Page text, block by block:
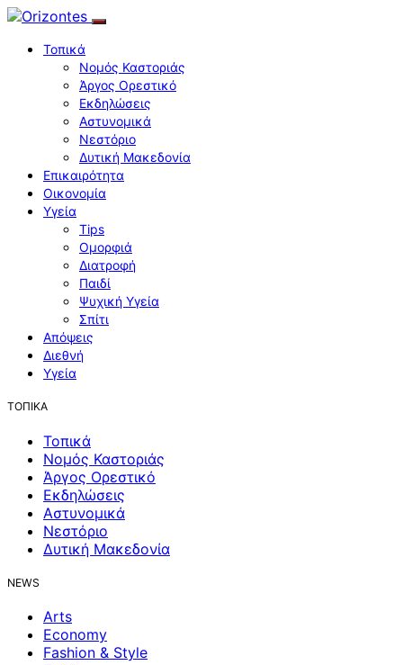
Τοπικά
Νομός Καστοριάς
Άργος Ορεστικό
Εκδηλώσεις
Αστυνομικά
Νεστόριο
Δυτική Μακεδονία
Επικαιρότητα
Οικονομία
Υγεία
Tips
Ομορφιά
Διατροφή
Παιδί
Ψυχική Υγεία
Σπίτι
Απόψεις
Διεθνή
Υγεία
ΤΟΠΙΚΑ
Τοπικά
Νομός Καστοριάς
Άργος Ορεστικό
Εκδηλώσεις
Αστυνομικά
Νεστόριο
Δυτική Μακεδονία
NEWS
Arts
Economy
Fashion & Style